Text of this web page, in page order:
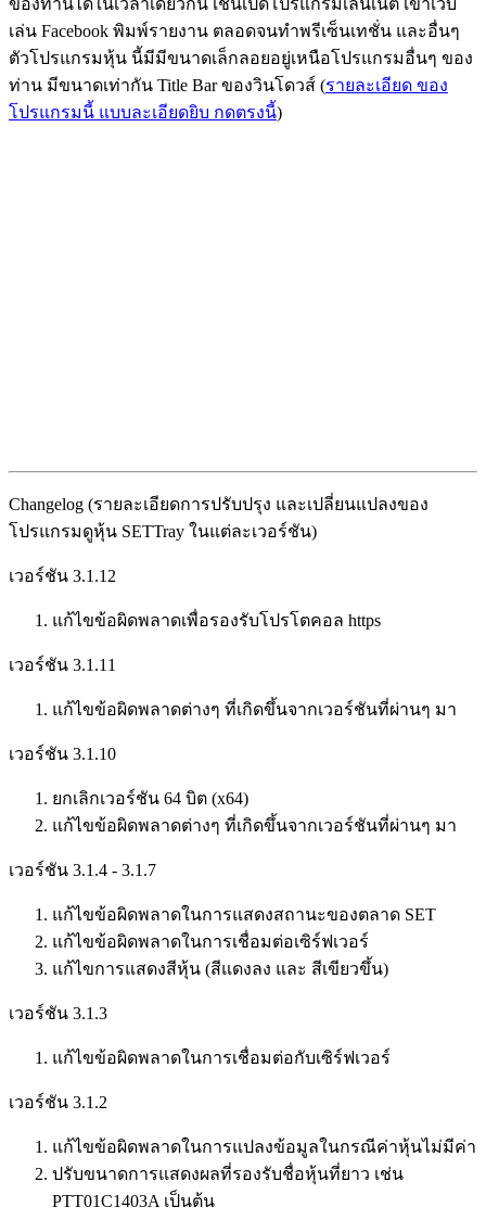
ของท่านได้ในเวลาเดียวกัน เช่นเปิดโปรแกรมเล่นเน็ต เข้าเว็บ
เล่น Facebook พิมพ์รายงาน ตลอดจนทําพรีเซ็นเทชั่น และอื่นๆ
ตัวโปรแกรมหุ้น นี้มีมีขนาดเล็กลอยอยู่เหนือโปรแกรมอื่นๆ ของ
ท่าน มีขนาดเท่ากัน Title Bar ของวินโดวส์ (รายละเอียด ของ
โปรแกรมนี้ แบบละเอียดยิบ กดตรงนี้)
Changelog (รายละเอียดการปรับปรุง และเปลี่ยนแปลงของ
โปรแกรมดูหุ้น SETTray ในแต่ละเวอร์ชัน)
เวอร์ชัน 3.1.12
แก้ไขข้อผิดพลาดเพื่อรองรับโปรโตคอล https
เวอร์ชัน 3.1.11
แก้ไขข้อผิดพลาดต่างๆ ที่เกิดขึ้นจากเวอร์ชันที่ผ่านๆ มา
เวอร์ชัน 3.1.10
ยกเลิกเวอร์ชัน 64 บิต (x64)
แก้ไขข้อผิดพลาดต่างๆ ที่เกิดขึ้นจากเวอร์ชันที่ผ่านๆ มา
เวอร์ชัน 3.1.4 - 3.1.7
แก้ไขข้อผิดพลาดในการแสดงสถานะของตลาด SET
แก้ไขข้อผิดพลาดในการเชื่อมต่อเซิร์ฟเวอร์
แก้ไขการแสดงสีหุ้น (สีแดงลง และ สีเขียวขึ้น)
เวอร์ชัน 3.1.3
แก้ไขข้อผิดพลาดในการเชื่อมต่อกับเซิร์ฟเวอร์
เวอร์ชัน 3.1.2
แก้ไขข้อผิดพลาดในการแปลงข้อมูลในกรณีค่าหุ้นไม่มีค่า
ปรับขนาดการแสดงผลที่รองรับชื่อหุ้นที่ยาว เช่น
PTT01C1403A เป็นต้น